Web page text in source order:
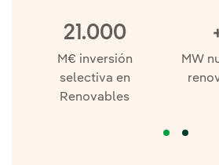
21.000
M€ inversión
selectiva en
Renovables
MW